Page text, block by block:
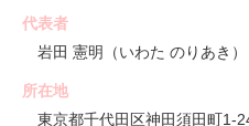
代表者
岩田 憲明（いわた のりあき）
所在地
東京都千代田区神田須田町1-